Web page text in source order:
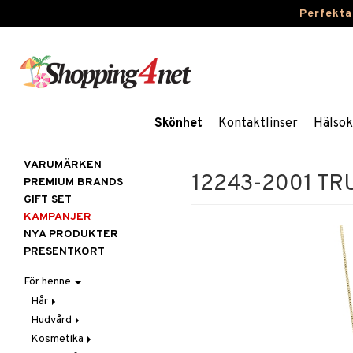
Skönhet Kontaktlinser
12243-2001
VARUMÄRKEN
PREMIUM BRANDS
GIFT SET
KAMPANJER
NYA PRODUKTER
PRESENTKORT
För henne
Hår
Accessoarer
Balsam
Hudvård
Ansiktscremer
Kosmetika